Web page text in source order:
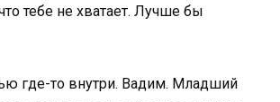
тебе не хватает. Лучше бы
где-то внутри. Вадим. Младший